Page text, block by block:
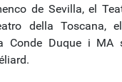
de Sevilla, el
della Toscana,
Conde Duque i MA